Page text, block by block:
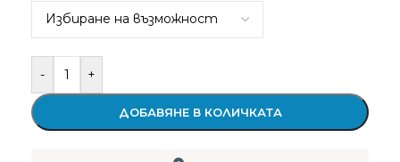
- +
ДОБАВЯНЕ В КОЛИЧКАТА